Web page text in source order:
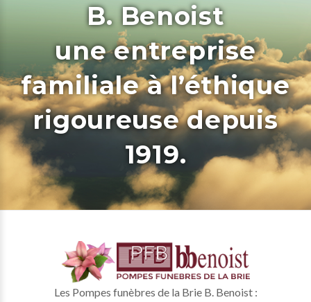
B. Benoist
une entreprise
familiale à l’éthique
rigoureuse depuis
1919.
Les Pompes funèbres de la Brie B. Benoist :